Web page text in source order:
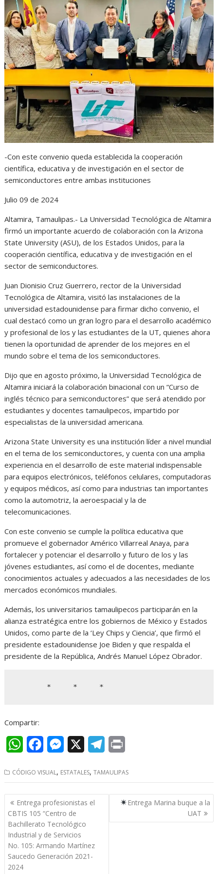
t
s
A
p
e
b
o
o
s
e
n
g
r
e
g
m
n
t
-Con este convenio queda establecida la cooperación
científica, educativa y de investigación en el sector de
semiconductores entre ambas instituciones
Julio 09 de 2024
Altamira, Tamaulipas.- La Universidad Tecnológica de Altamira
firmó un importante acuerdo de colaboración con la Arizona
State University (ASU), de los Estados Unidos, para la
cooperación científica, educativa y de investigación en el
sector de semiconductores.
Juan Dionisio Cruz Guerrero, rector de la Universidad
Tecnológica de Altamira, visitó las instalaciones de la
universidad estadounidense para firmar dicho convenio, el
cual destacó como un gran logro para el desarrollo académico
y profesional de los y las estudiantes de la UT, quienes ahora
tienen la oportunidad de aprender de los mejores en el
mundo sobre el tema de los semiconductores.
Dijo que en agosto próximo, la Universidad Tecnológica de
Altamira iniciará la colaboración binacional con un “Curso de
inglés técnico para semiconductores” que será atendido por
estudiantes y docentes tamaulipecos, impartido por
especialistas de la universidad americana.
Arizona State University es una institución líder a nivel mundial
en el tema de los semiconductores, y cuenta con una amplia
experiencia en el desarrollo de este material indispensable
para equipos electrónicos, teléfonos celulares, computadoras
y equipos médicos, así como para industrias tan importantes
como la automotriz, la aeroespacial y la de
telecomunicaciones.
Con este convenio se cumple la política educativa que
promueve el gobernador Américo Villarreal Anaya, para
fortalecer y potenciar el desarrollo y futuro de los y las
jóvenes estudiantes, así como el de docentes, mediante
conocimientos actuales y adecuados a las necesidades de los
mercados económicos mundiales.
Además, los universitarios tamaulipecos participarán en la
alianza estratégica entre los gobiernos de México y Estados
Unidos, como parte de la ‘Ley Chips y Ciencia’, que firmó el
presidente estadounidense Joe Biden y que respalda el
presidente de la República, Andrés Manuel López Obrador.
       *     *     *
Compartir:
W
a
t
s
A
p
p
c
e
b
o
o
k
M
s
s
e
n
g
e
l
e
i
n
CÓDIGO VISUAL, ESTATALES,TAMAULIPAS
Navegación
de
entradas
Entrega profesionistas el
CBTIS 105 “Centro de
Bachillerato Tecnológico
Industrial y de Servicios
No. 105: Armando Martínez
Saucedo Generación 2021-
2024
Entrega Marina buque a la
UAT